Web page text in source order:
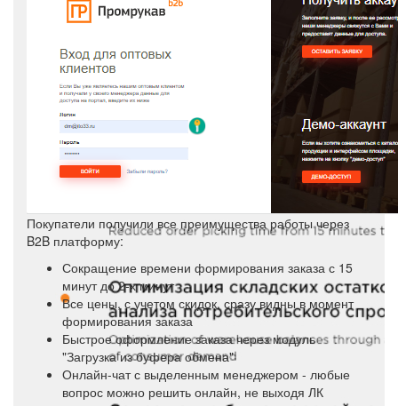
Покупатели получили все преимущества работы через
B2B платформу:
Сокращение времени формирования заказа с 15
минут до 2-х минут
Все цены, с учетом скидок, сразу видны в момент
формирования заказа
Быстрое оформление заказа через модуль
"Загрузка из буфера обмена"
Онлайн-чат с выделенным менеджером - любые
вопрос можно решить онлайн, не выходя ЛК